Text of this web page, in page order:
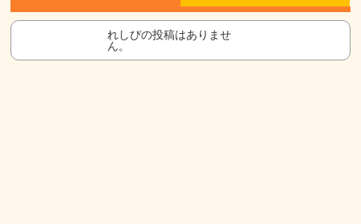
れしぴの投稿はありませ
ん。